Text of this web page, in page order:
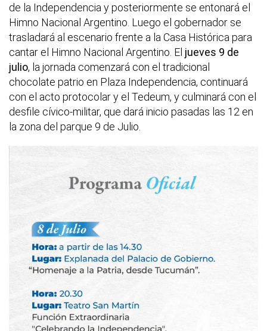
de la Independencia y posteriormente se entonará el
Himno Nacional Argentino. Luego el gobernador se
trasladará al escenario frente a la Casa Histórica para
cantar el Himno Nacional Argentino. El jueves 9 de
julio, la jornada comenzará con el tradicional
chocolate patrio en Plaza Independencia, continuará
con el acto protocolar y el Tedeum, y culminará con el
desfile cívico-militar, que dará inicio pasadas las 12 en
la zona del parque 9 de Julio.